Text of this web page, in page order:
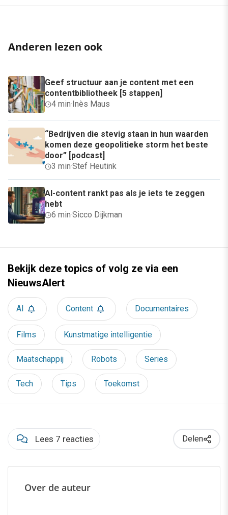
Anderen lezen ook
Geef structuur aan je content met een
contentbibliotheek [5 stappen]
4 min· Inès Maus
“Bedrijven die stevig staan in hun waarden
komen deze geopolitieke storm het beste
door” [podcast]
3 min·Stef Heutink
AI-content rankt pas als je iets te zeggen
hebt
6 min·Sicco Dijkman
Bekijk deze topics of volg ze via een
NieuwsAlert
AI Content Documentaires
Films Kunstmatige intelligentie
Maatschappij Robots Series
Tech Tips Toekomst
Lees 7 reacties Delen
Over de auteur